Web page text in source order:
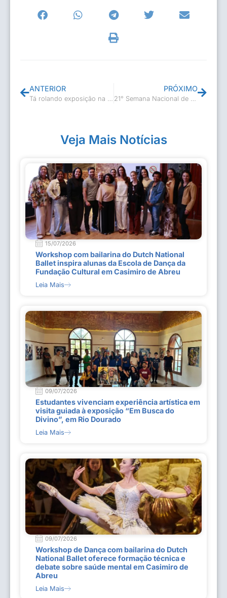
ANTERIOR PRÓXIMO
Veja Mais Notícias
15/07/2026
Workshop com bailarina do Dutch National
Ballet inspira alunas da Escola de Dança da
Fundação Cultural em Casimiro de Abreu
Leia Mais
09/07/2026
Estudantes vivenciam experiência artística em
visita guiada à exposição “Em Busca do
Divino”, em Rio Dourado
Leia Mais
09/07/2026
Workshop de Dança com bailarina do Dutch
National Ballet oferece formação técnica e
debate sobre saúde mental em Casimiro de
Abreu
Leia Mais